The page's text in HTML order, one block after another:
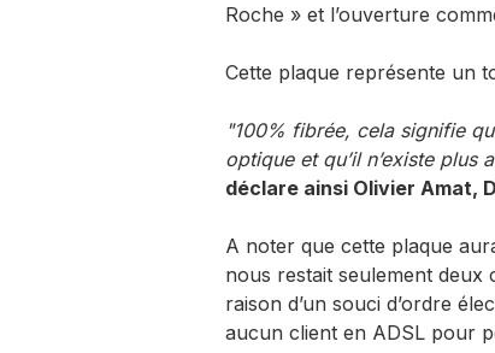
Roche » et l’ouverture
Cette plaque représente un
"100% fibrée, cela signifie
optique et qu’il n’existe
déclare ainsi Olivier Amat,
A noter que cette plaque
nous restait seulement deux
raison d’un souci d’ordre
aucun client en ADSL pour